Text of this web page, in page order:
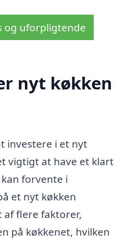
og uforpligtende
nyt køkken
investere i et nyt
vigtigt at have et klart
forvente i
et nyt køkken
flere faktorer,
på køkkenet, hvilken